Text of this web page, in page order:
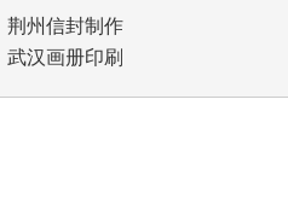
荆州信封制作
武汉画册印刷